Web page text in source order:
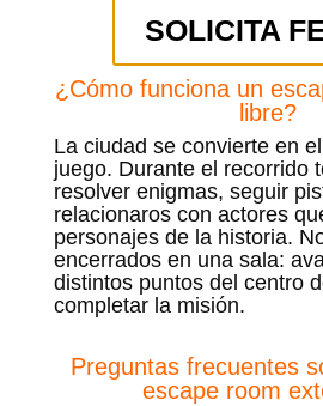
SOLICITA
¿Cómo funciona un
libre?
La ciudad se convierte en
juego. Durante el recorrido
resolver enigmas, seguir
relacionaros con actores
personajes de la historia.
encerrados en una sala:
distintos puntos del centro
completar la misión.
Preguntas frecuentes
escape room